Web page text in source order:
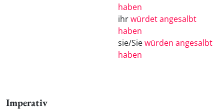
haben
ihrwürdet angesalbt
haben
sie/Siewürden angesalbt
haben
Imperativ